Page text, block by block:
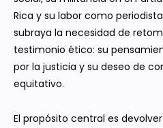
Rica y su labor como
subraya la necesidad de
testimonio ético: su
por la justicia y su deseo de
equitativo.
El propósito central es